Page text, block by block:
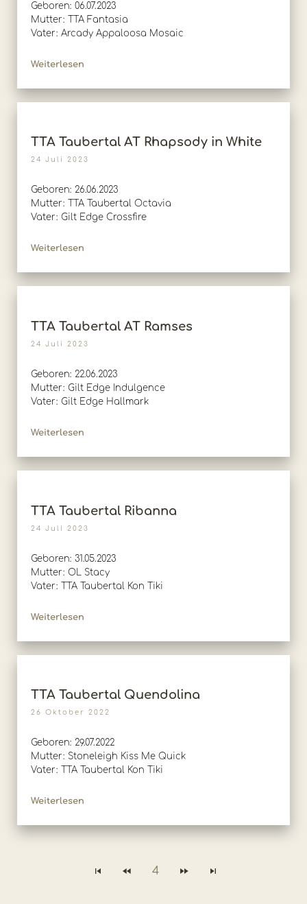
Geboren: 06.07.2023
Mutter: TTA Fantasia
Vater: Arcady Appaloosa Mosaic
Weiterlesen
TTA Taubertal AT Rhapsody in White
24 Juli 2023
Geboren: 26.06.2023
Mutter: TTA Taubertal Octavia
Vater: Gilt Edge Crossfire
Weiterlesen
TTA Taubertal AT Ramses
24 Juli 2023
Geboren: 22.06.2023
Mutter: Gilt Edge Indulgence
Vater: Gilt Edge Hallmark
Weiterlesen
TTA Taubertal Ribanna
24 Juli 2023
Geboren: 31.05.2023
Mutter: OL Stacy
Vater: TTA Taubertal Kon Tiki
Weiterlesen
TTA Taubertal Quendolina
26 Oktober 2022
Geboren: 29.07.2022
Mutter: Stoneleigh Kiss Me Quick
Vater: TTA Taubertal Kon Tiki
Weiterlesen
4